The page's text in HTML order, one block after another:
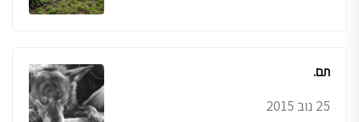
תם.
25 נוב 2015